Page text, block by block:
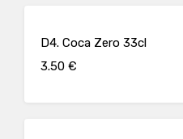
D4. Coca Zero 33cl
3.50 €